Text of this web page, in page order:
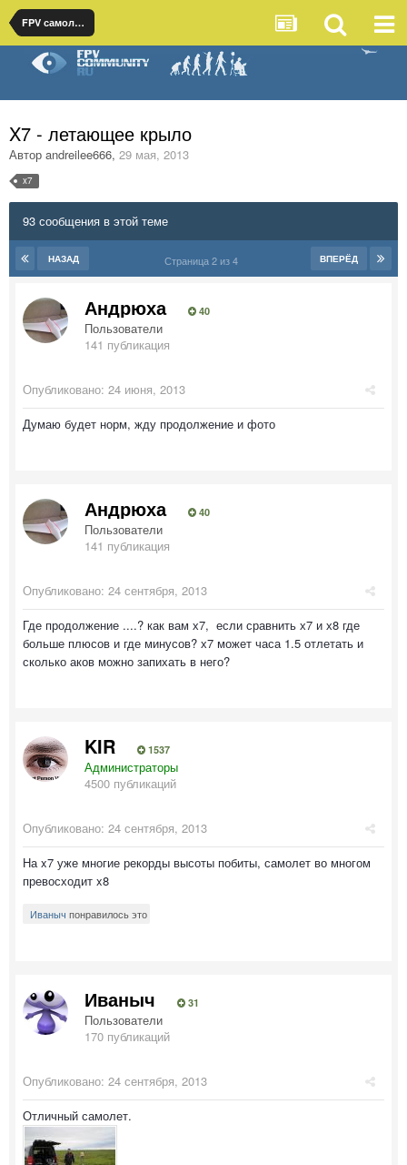
FPV самолеты
X7 - летающее крыло
Автор andreilee666, 29 мая, 2013
x7
93 сообщения в этой теме
НАЗАД ВПЕРЁД
Страница 2 из 4
Андрюха 40
Пользователи
141 публикация
Опубликовано: 24 июня, 2013
Думаю будет норм, жду продолжение и фото
Андрюха 40
Пользователи
141 публикация
Опубликовано: 24 сентября, 2013
Где продолжение ....? как вам х7, если сравнить х7 и х8 где
больше плюсов и где минусов? х7 может часа 1.5 отлетать и
сколько аков можно запихать в него?
KIR 1537
Администраторы
4500 публикаций
Опубликовано: 24 сентября, 2013
На x7 уже многие рекорды высоты побиты, самолет во многом
превосходит x8
Иваныч понравилось это
Иваныч 31
Пользователи
170 публикаций
Опубликовано: 24 сентября, 2013
Отличный самолет.